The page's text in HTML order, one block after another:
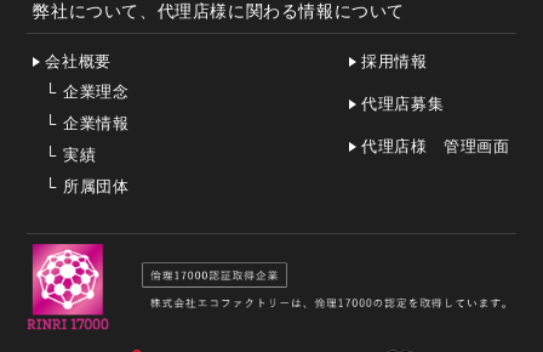
弊社について、代理店様に関わる情報について
会社概要
└ 企業理念
└ 企業情報
└ 実績
└ 所属団体
採用情報
代理店募集
代理店様 管理画面